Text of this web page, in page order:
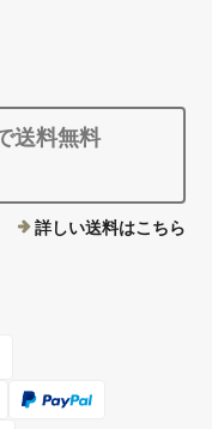
います。 とても飲みや
がとうございま
。 これから暑く
々の健康サポートに
店をスタッフ一
送料無料
詳しい送料はこちら